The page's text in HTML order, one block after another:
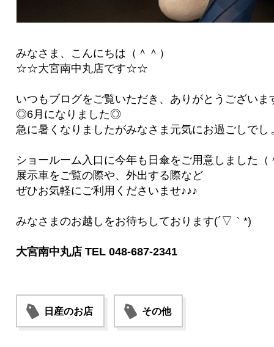
みなさま、こんにちは（＾＾）
☆☆大宮南中丸店です☆☆
いつもブログをご覧いただき、ありがとうございま
◎6月になりました◎
急に暑くなりましたがみなさま元気にお過ごしでし
ショールーム入口に今年も日傘をご用意しました
展示車をご覧の際や、外出する際など
ぜひお気軽にご利用くださいませ♪♪♪
みなさまのお越しをお待ちしております(´▽｀*)
大宮南中丸店 TEL 048-687-2341
日産のお店 その他